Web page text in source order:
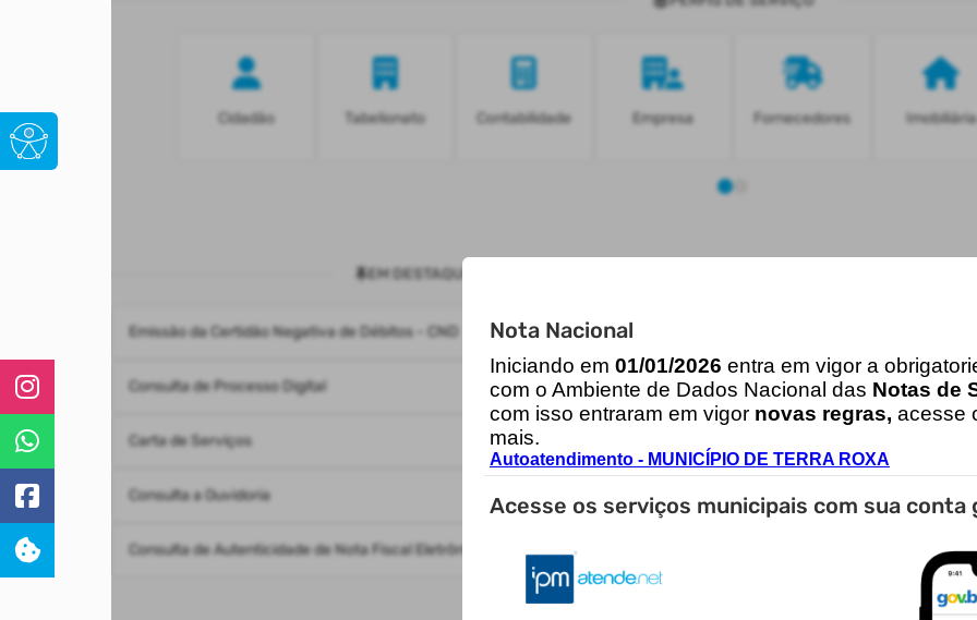
Nota Nacional
Iniciando em 01/01/2026 entra em vigor a
com o Ambiente de Dados Nacional das Notas de
com isso entraram em vigor novas regras, acesse
mais.
Autoatendimento - MUNICÍPIO DE TERRA ROXA
Acesse os serviços municipais com sua conta
Cidadão Tabelionato Contabilidade Empresa Fornecedores Imobiliária
EM DESTAQUE
Emissão da Certidão Negativa de Débitos - CND
Consulta de Processo Digital
Carta de Serviços
Consulta a Ouvidoria
Consulta de Autenticidade de Nota Fiscal Eletrônica (NFS-e)
Emissão do Recibo de
Concurso Público